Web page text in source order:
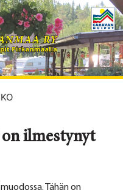
ilmestynyt
Tähän on